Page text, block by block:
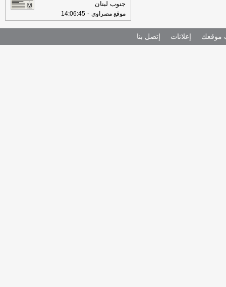
جنوب لبنان
موقع مصراوي -
14:06:45
موقعك إعلانات إتصل بنا